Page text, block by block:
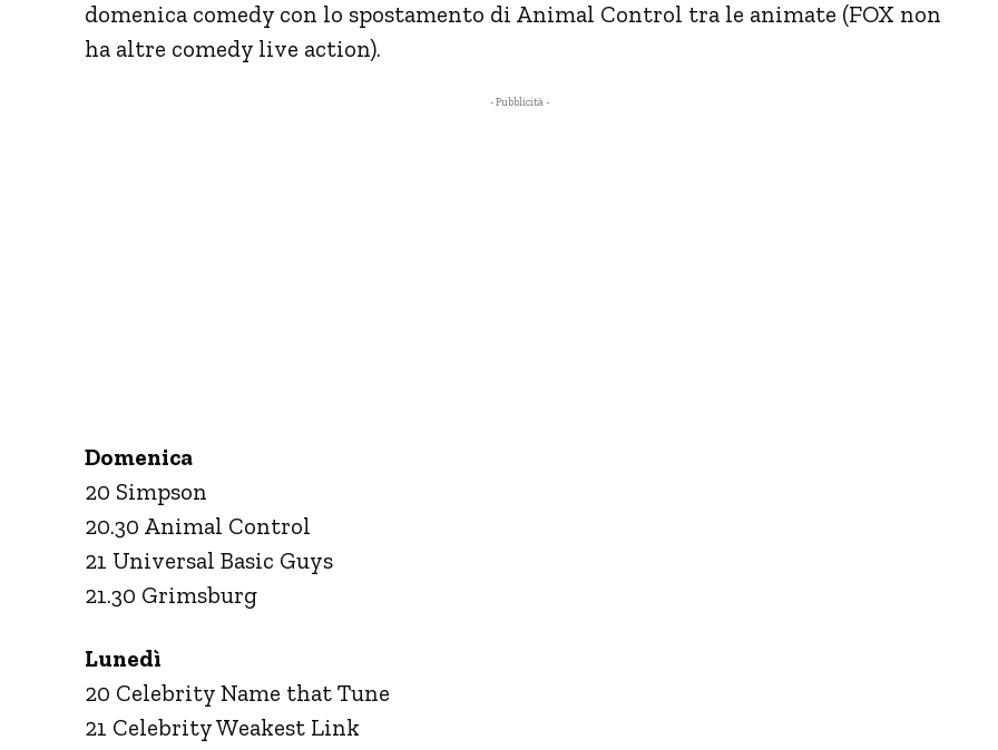
domenica comedy con lo spostamento di Animal Control tra le animate (FOX non
ha altre comedy live action).
- Pubblicità -
Domenica
20 Simpson
20.30 Animal Control
21 Universal Basic Guys
21.30 Grimsburg
Lunedì
20 Celebrity Name that Tune
21 Celebrity Weakest Link